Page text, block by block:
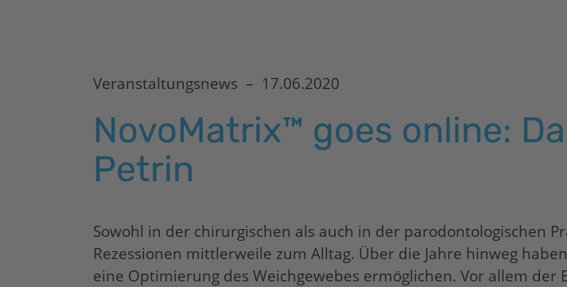
Veranstaltungsnews – 17.06.2020
NovoMatrix™ goes online:
Petrin
Sowohl in der chirurgischen als auch in der parodontologischen
Rezessionen mittlerweile zum Alltag. Über die Jahre hinweg
eine Optimierung des Weichgewebes ermöglichen. Vor allem